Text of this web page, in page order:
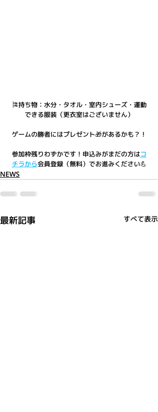
🎏持ち物：水分・タオル・室内シューズ・運動
できる服装（更衣室はございません）
ゲームの勝者にはプレゼント🎁があるかも？！
参加枠残りわずかです！申込みがまだの方はコ
チラから会員登録（無料）でお進みください💪
NEWS
最新記事 すべて表示